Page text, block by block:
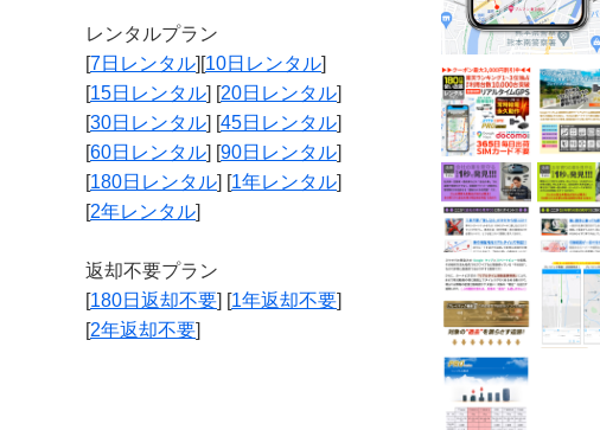
レンタルプラン
[7日レンタル][10日レンタル]
[15日レンタル] [20日レンタル]
[30日レンタル] [45日レンタル]
[60日レンタル] [90日レンタル]
[180日レンタル] [1年レンタル]
[2年レンタル]
返却不要プラン
[180日返却不要] [1年返却不要]
[2年返却不要]